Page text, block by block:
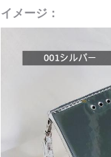
イメージ：